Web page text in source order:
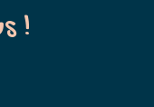
!